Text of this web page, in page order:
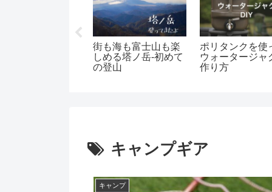
GIMMICKの2WAYコ
ットがキャンプで大
活躍
2019年買って
たものランキン
キャンプギア
キャンプ